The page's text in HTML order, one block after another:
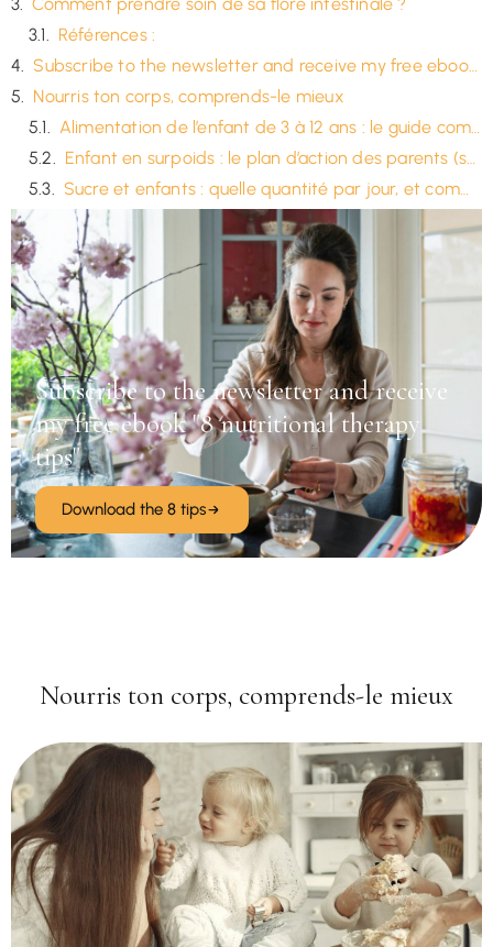
Références :
Subscribe to the newsletter and receive my free ebook "8 nutritional therapy tips"
Nourris ton corps, comprends-le mieux
Subscribe to the newsletter and receive
my free ebook "8 nutritional therapy
tips"
Download the 8 tips
Nourris ton corps, comprends-le mieux